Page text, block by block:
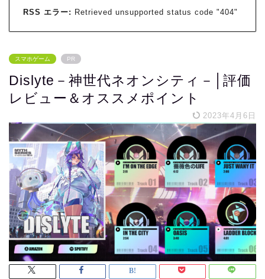
RSS エラー: Retrieved unsupported status code "404"
スマホゲーム PR
Dislyte－神世代ネオンシティ－│評価
レビュー＆オススメポイント
2023年4月6日